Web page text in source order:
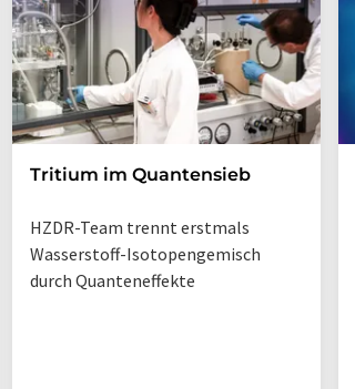
Tritium im Quantensieb
HZDR-Team trennt erstmals
Wasserstoff-Isotopengemisch
durch Quanteneffekte